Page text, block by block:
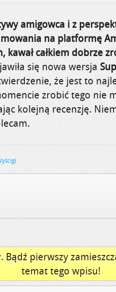
amigowca i z
na platformę
kawał całkiem dobrze
się nowa wersja
że jest to
zrobić tego nie
kolejną recenzję.
Bądź pierwszy
temat tego wpisu!